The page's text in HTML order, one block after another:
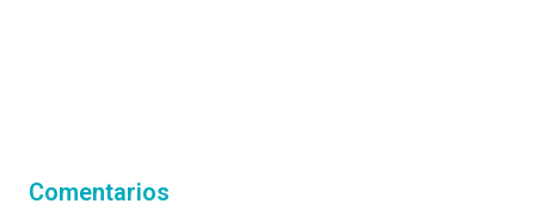
Comentarios